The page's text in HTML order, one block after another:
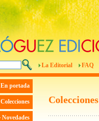
La Editorial FAQ
En portada
Colecciones
Novedades
Colecciones